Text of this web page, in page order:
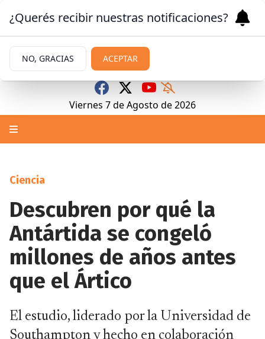
Viernes 7deAgosto de 2026
Ciencia
Descubren por qué la
Antártida se congeló
millones de años antes
que el Ártico
El estudio, liderado por la Universidad de
Southampton y hecho en colaboración
¿Querés recibir nuestras notificaciones?
NO, GRACIAS ACEPTAR